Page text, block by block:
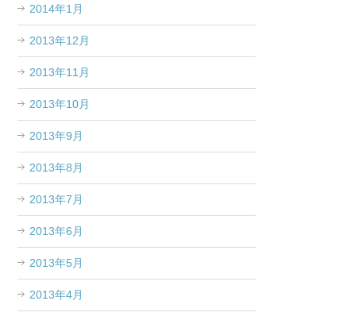
2014年1月
2013年12月
2013年11月
2013年10月
2013年9月
2013年8月
2013年7月
2013年6月
2013年5月
2013年4月